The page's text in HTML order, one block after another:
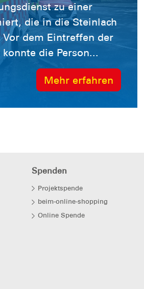
Freigabe betreten
Stellen prüfen
des Eises und
Bereiche
Ufer. Örtliche
und Absperrungen sind
zu einer
die in die Steinlach
Vor dem Eintreffen der
die Person...
Mehr erfahren
Spenden
Projektspende
beim-online-shopping
Online Spende